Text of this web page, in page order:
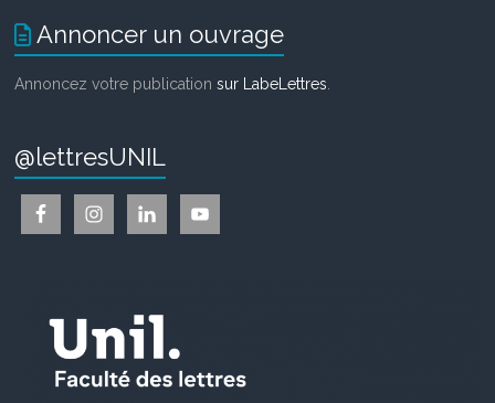
Annoncer un ouvrage
Annoncez votre publicationsur LabeLettres
@lettresUNIL